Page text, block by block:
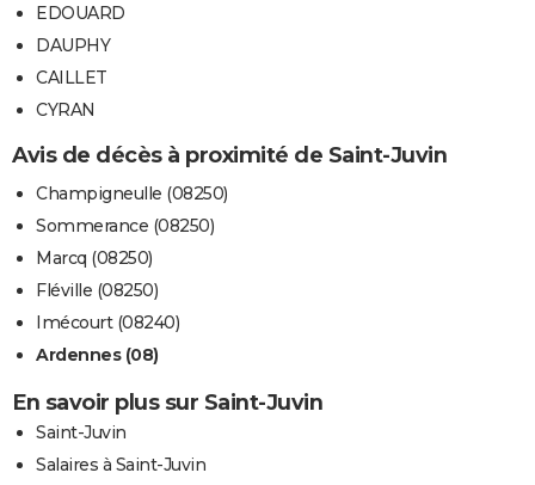
EDOUARD
DAUPHY
CAILLET
CYRAN
Avis de décès à proximité de Saint-Juvin
Champigneulle (08250)
Sommerance (08250)
Marcq (08250)
Fléville (08250)
Imécourt (08240)
Ardennes (08)
En savoir plus sur Saint-Juvin
Saint-Juvin
Salaires à Saint-Juvin